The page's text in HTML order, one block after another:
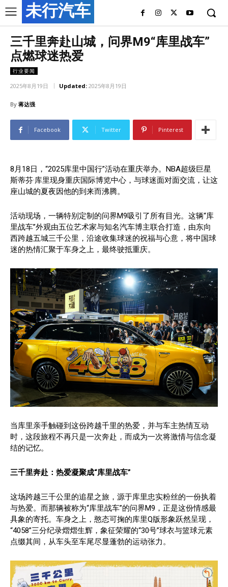
未行汽车
三千里奔赴山城，问界M9“库里战车”
点燃球迷热爱
行业要闻
2025年8月19日 Updated: 2025年8月19日
By 蒋达强
Facebook Twitter Pinterest
8月18日，“2025库里中国行”活动在重庆举办。NBA超级巨星
斯蒂芬·库里现身重庆国际博览中心，与球迷面对面交流，让这
座山城的夏夜因他的到来而沸腾。
活动现场，一辆特别定制的问界M9吸引了所有目光。这辆“库
里战车”外观由五位艺术家与知名汽车博主联合打造，由东向
西跨越五城三千公里，沿途收集球迷的祝福与心意，将中国球
迷的热情汇聚于车身之上，最终驶抵重庆。
当库里亲手触碰到这份跨越千里的热爱，并与车主热情互动
时，这段旅程不再只是一次奔赴，而成为一次将激情与信念凝
结的记忆。
三千里奔赴 ： 热爱凝聚成“库里战车”
这场跨越三千公里的追星之旅，源于库里忠实粉丝的一份执着
与热爱。而那辆被称为“库里战车”的问界M9，正是这份情感最
具象的寄托。车身之上，憨态可掬的库里Q版形象跃然呈现，
“4058”三分纪录熠熠生辉，象征荣耀的“30号”球衣与篮球元素
点缀其间，从车头至车尾尽显蓬勃的运动张力。